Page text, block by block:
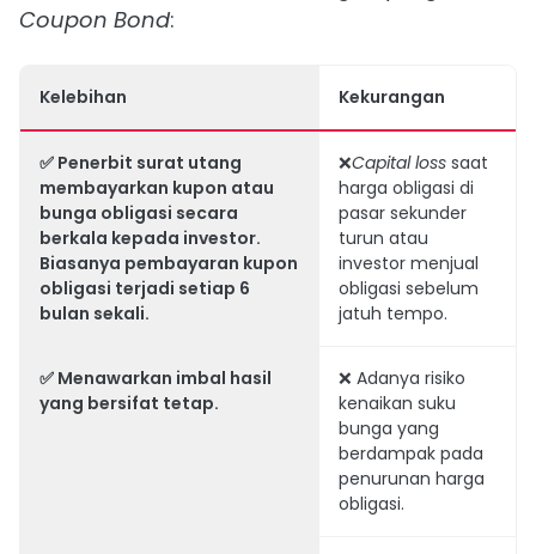
Coupon Bond:
Kelebihan Kekurangan
✅ Penerbit surat utang
membayarkan kupon atau
bunga obligasi secara
berkala kepada investor.
Biasanya pembayaran kupon
obligasi terjadi setiap 6
bulan sekali.
❌Capital loss saat
harga obligasi di
pasar sekunder
turun atau
investor menjual
obligasi sebelum
jatuh tempo.
✅ Menawarkan imbal hasil
yang bersifat tetap.
❌ Adanya risiko
kenaikan suku
bunga yang
berdampak pada
penurunan harga
obligasi.